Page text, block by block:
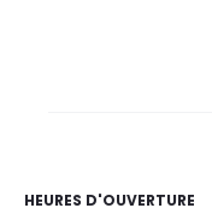
HEURES D'OUVERTURE